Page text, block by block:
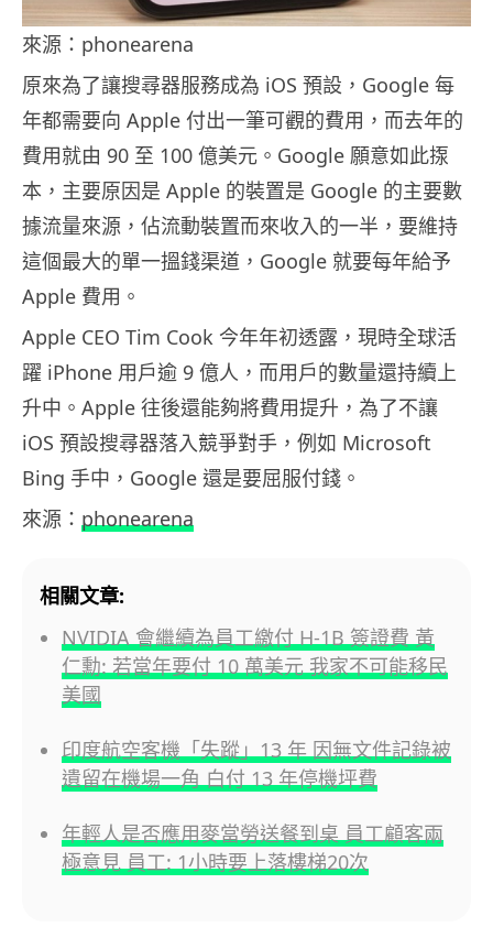
來源：phonearena
原來為了讓搜尋器服務成為 iOS 預設，Google 每
年都需要向 Apple 付出一筆可觀的費用，而去年的
費用就由 90 至 100 億美元。Google 願意如此揼
本，主要原因是 Apple 的裝置是 Google 的主要數
據流量來源，佔流動裝置而來收入的一半，要維持
這個最大的單一搵錢渠道，Google 就要每年給予
Apple 費用。
Apple CEO Tim Cook 今年年初透露，現時全球活
躍 iPhone 用戶逾 9 億人，而用戶的數量還持續上
升中。Apple 往後還能夠將費用提升，為了不讓
iOS 預設搜尋器落入競爭對手，例如 Microsoft
Bing 手中，Google 還是要屈服付錢。
來源： phonearena
相關文章:
NVIDIA 會繼續為員工繳付 H-1B 簽證費 黃
仁勳: 若當年要付 10 萬美元 我家不可能移民
美國
印度航空客機「失蹤」13 年 因無文件記錄被
遺留在機場一角 白付 13 年停機坪費
年輕人是否應用麥當勞送餐到桌 員工顧客兩
極意見 員工: 1小時要上落樓梯20次